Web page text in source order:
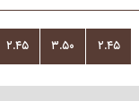
۲.۴۵ ۳.۵۰ ۲.۴۵